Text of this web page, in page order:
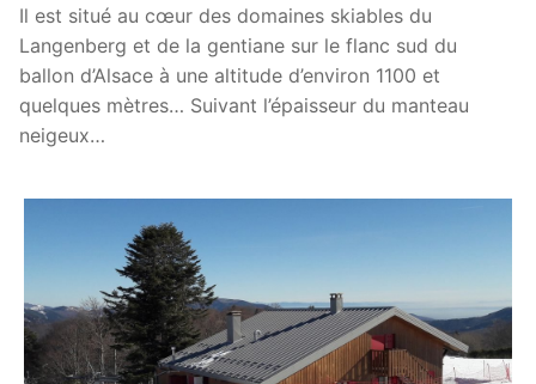
Il est situé au cœur des domaines skiables du
Langenberg et de la gentiane sur le flanc sud du
ballon d’Alsace à une altitude d’environ 1100 et
quelques mètres… Suivant l’épaisseur du manteau
neigeux…